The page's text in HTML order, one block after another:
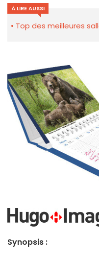
À LIRE AUSSI
Top des meilleures
Synopsis :